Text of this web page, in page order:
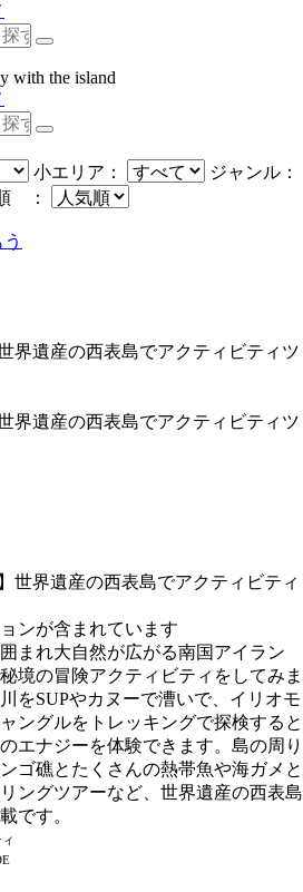
with the island
小エリア：
ジャンル：
：
界遺産の西表島でアクティビティツ
界遺産の西表島でアクティビティツ
ンが含まれています
まれ大自然が広がる南国アイラン
境の冒険アクティビティをしてみま
をSUPやカヌーで漕いで、イリオモ
ングルをトレッキングで探検すると
エナジーを体験できます。島の周り
ゴ礁とたくさんの熱帯魚や海ガメと
ングツアーなど、世界遺産の西表島
です。